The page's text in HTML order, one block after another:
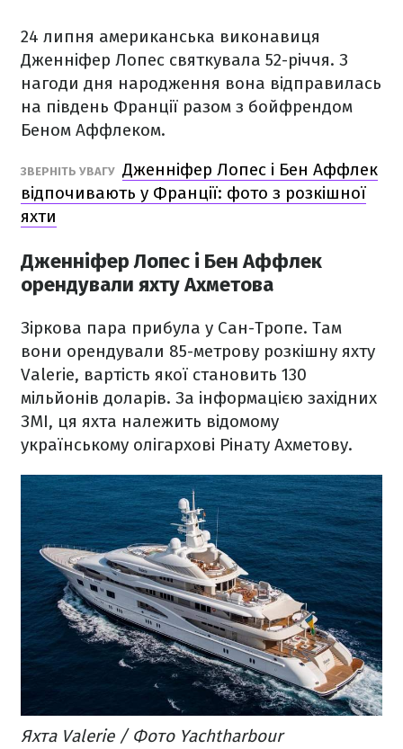
24 липня американська виконавиця
Дженніфер Лопес святкувала 52-річчя. З
нагоди дня народження вона відправилась
на південь Франції разом з бойфрендом
Беном Аффлеком.
ЗВЕРНІТЬ УВАГУ Дженніфер Лопес і Бен Аффлек
відпочивають у Франції: фото з розкішної
яхти
Дженніфер Лопес і Бен Аффлек
орендували яхту Ахметова
Зіркова пара прибула у Сан-Тропе. Там
вони орендували 85-метрову розкішну яхту
Valerie, вартість якої становить 130
мільйонів доларів. За інформацією західних
ЗМІ, ця яхта належить відомому
українському олігархові Рінату Ахметову.
Яхта Valerie / Фото Yachtharbour